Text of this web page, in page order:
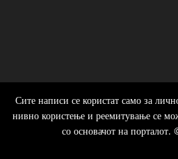
Сите написи се користат само за
нивно користење и реемитување се
со основачот на